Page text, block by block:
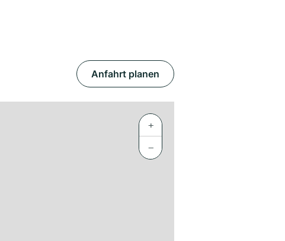
Anfahrt planen
+
−